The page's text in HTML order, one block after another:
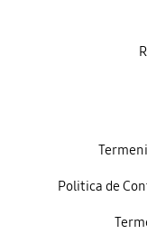
Politica de